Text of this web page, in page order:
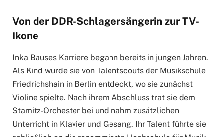
Von der DDR-Schlagersängerin zur TV-
Ikone
Inka Bauses Karriere begann bereits in jungen Jahren.
Als Kind wurde sie von Talentscouts der Musikschule
Friedrichshain in Berlin entdeckt, wo sie zunächst
Violine spielte. Nach ihrem Abschluss trat sie dem
Stamitz-Orchester bei und nahm zusätzlichen
Unterricht in Klavier und Gesang. Ihr Talent führte sie